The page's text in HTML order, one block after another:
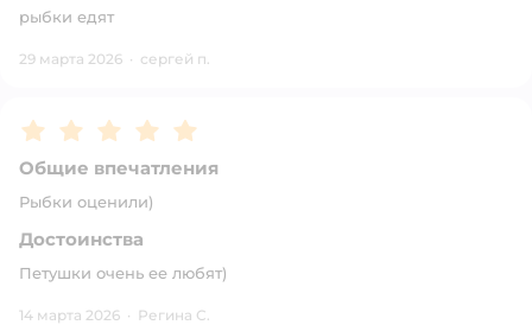
рыбки едят
29 марта 2026 · сергей п.
Рейтинг:5
Общие впечатления
Рыбки оценили)
Достоинства
Петушки очень ее любят)
14 марта 2026 · Регина С.